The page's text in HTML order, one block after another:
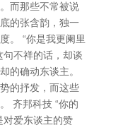
而那些不常被说
的张含韵，独一
。 “你是我更阑里
句不祥的话，却谈
的确动东谈主。
的抒发，而这些
齐邦科技 “你的
对爱东谈主的赞